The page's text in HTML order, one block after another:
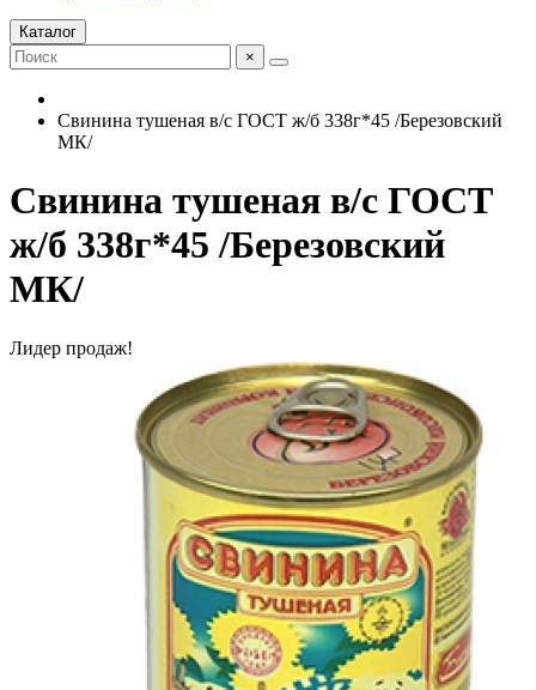
Каталог
×
Свинина тушеная в/с ГОСТ ж/б 338г*45 /Березовский
МК/
Свинина тушеная в/с ГОСТ
ж/б 338г*45 /Березовский
МК/
Лидер продаж!